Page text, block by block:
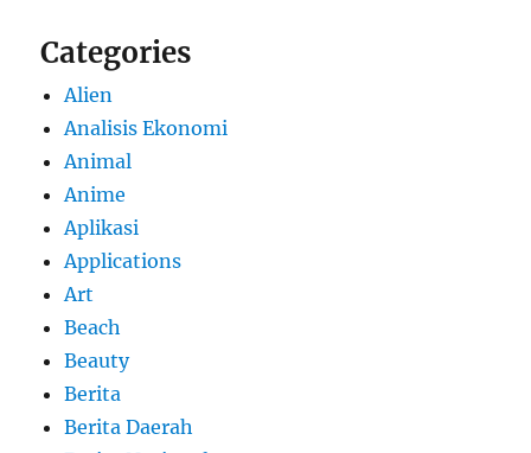
Categories
Alien
Analisis Ekonomi
Animal
Anime
Aplikasi
Applications
Art
Beach
Beauty
Berita
Berita Daerah